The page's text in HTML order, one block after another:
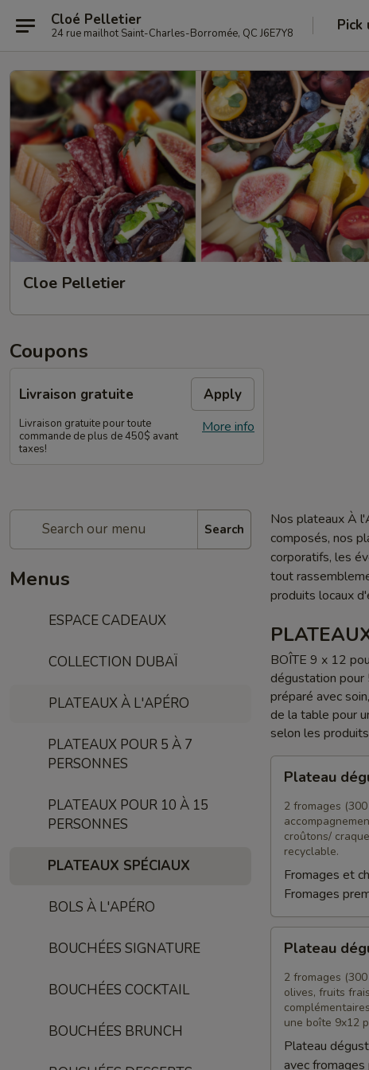
Cloé Pelletier
24 rue mailhot Saint-Charles-Borromée, QC J6E7Y8 Pick
Cloe Pelletier
Coupons
Livraison gratuite Apply
More info
Livraison gratuite pour toute
commande de plus de 450$ avant
taxes!
Search
Menus
ESPACE CADEAUX
COLLECTION DUBAÏ
PLATEAUX À L'APÉRO
PLATEAUX POUR 5 À 7
PERSONNES
PLATEAUX POUR 10 À 15
PERSONNES
PLATEAUX SPÉCIAUX
BOLS À L'APÉRO
BOUCHÉES SIGNATURE
BOUCHÉES COCKTAIL
BOUCHÉES BRUNCH
Nos plateaux À
composés, nos
corporatifs, les
tout
produits locaux
BOÎTE 9 x 12
dégustation pour
préparé avec
de la table pour
selon les
dégustation
Apéro
Plateau
2 fromages
croûtons/
recyclable.
Fromages et
Fromages
dégustation
Signature
Plateau
2 fromages
olives, fruits
une boîte 9x12
Plateau
avec fromages